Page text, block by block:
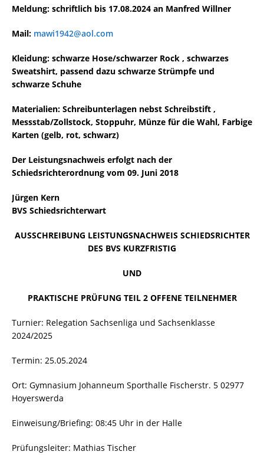
Meldung: schriftlich bis 17.08.2024 an Manfred Willner
Mail: mawi1942@aol.com
Kleidung: schwarze Hose/schwarzer Rock , schwarzes
Sweatshirt, passend dazu schwarze Strümpfe und
schwarze Schuhe
Materialien: Schreibunterlagen nebst Schreibstift ,
Messstab/Zollstock, Stoppuhr, Münze für die Wahl, Farbige
Karten (gelb, rot, schwarz)
Der Leistungsnachweis erfolgt nach der
Schiedsrichterordnung vom 09. Juni 2018
Jürgen Kern
BVS Schiedsrichterwart
AUSSCHREIBUNG LEISTUNGSNACHWEIS SCHIEDSRICHTER
DES BVS KURZFRISTIG
UND
PRAKTISCHE PRÜFUNG TEIL 2 OFFENE TEILNEHMER
Turnier: Relegation Sachsenliga und Sachsenklasse
2024/2025
Termin: 25.05.2024
Ort: Gymnasium Johanneum Sporthalle Fischerstr. 5 02977
Hoyerswerda
Einweisung/Briefing: 08:45 Uhr in der Halle
Prüfungsleiter: Mathias Tischer